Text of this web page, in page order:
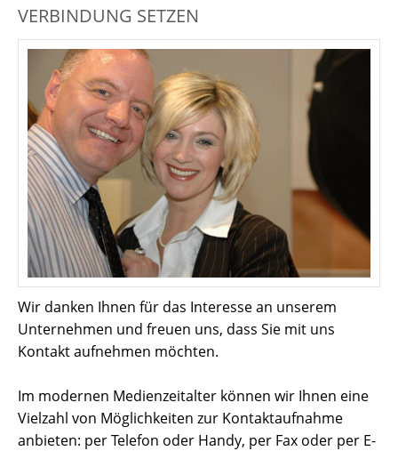
VERBINDUNG SETZEN
Wir danken Ihnen für das Interesse an unserem
Unternehmen und freuen uns, dass Sie mit uns
Kontakt aufnehmen möchten.
Im modernen Medienzeitalter können wir Ihnen eine
Vielzahl von Möglichkeiten zur Kontaktaufnahme
anbieten: per Telefon oder Handy, per Fax oder per E-